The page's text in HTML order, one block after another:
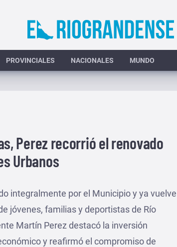
PROVINCIALES NACIONALES MUNDO
Perez recorrió el renovado
Urbanos
integralmente por el Municipio y ya vuelve
jóvenes, familias y deportistas de Río
Martín Perez destacó la inversión
y reafirmó el compromiso de